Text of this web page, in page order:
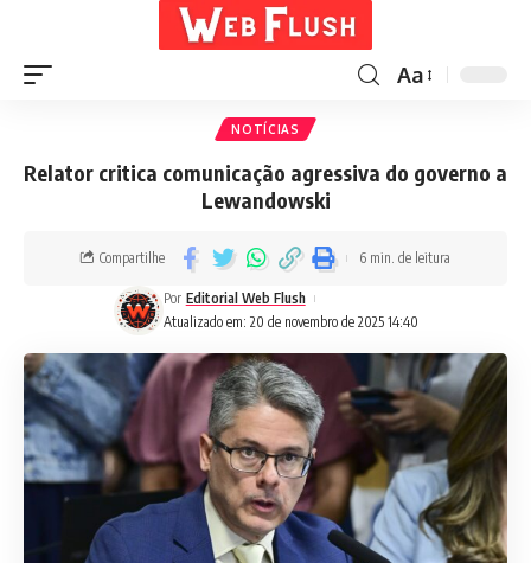
Aa
NOTÍCIAS
Relator critica comunicação agressiva do governo a
Lewandowski
Atualizado em: 20 de novembro de 2025 14:40
Por Editorial Web Flush
Compartilhe 6 min. de leitura